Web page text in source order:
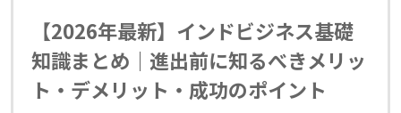
【2026年最新】インドビジネス基礎
知識まとめ｜進出前に知るべきメリッ
ト・デメリット・成功のポイント